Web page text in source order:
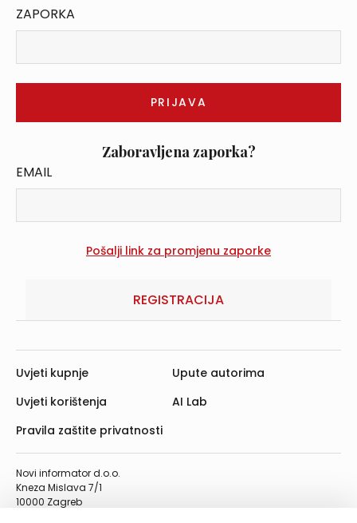
ZAPORKA
Zaboravljena zaporka?
EMAIL
REGISTRACIJA
Novi informator d.o.o.
Kneza Mislava 7/1
10000 Zagreb
Uvjeti kupnje
Uvjeti korištenja
Pravila zaštite privatnosti
Upute autorima
AI Lab